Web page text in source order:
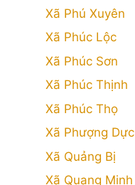
Xã Phú Xuyên
Xã Phúc Lộc
Xã Phúc Sơn
Xã Phúc Thịnh
Xã Phúc Thọ
Xã Phượng Dực
Xã Quảng Bị
Xã Quang Minh